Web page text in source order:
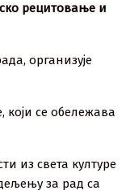
рецитовање и
организује
који се обележава
из света културе
за рад са